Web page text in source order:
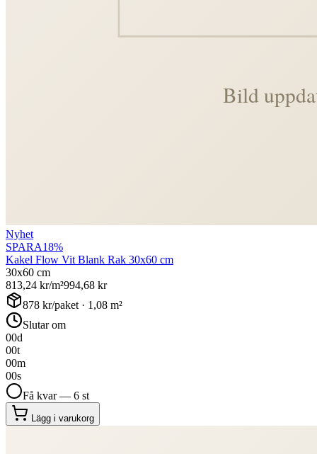
Nyhet
SPARA18%
Kakel Flow Vit Blank Rak 30x60 cm
30x60 cm
813,24 kr/m²994,68 kr
878 kr/paket · 1,08 m²
Slutar om
00d
00t
00m
00s
Få kvar — 6 st
Lägg i varukorg